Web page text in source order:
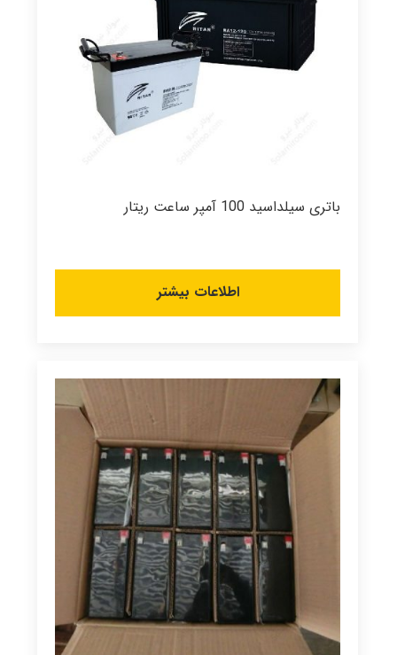
باتری سیلداسید 100 آمپر ساعت ریتار
اطلاعات بیشتر